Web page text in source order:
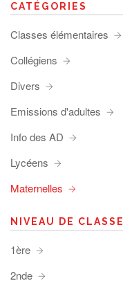
CATÉGORIES
Classes élémentaires
Collégiens
Divers
Emissions d'adultes
Info des AD
Lycéens
Maternelles
NIVEAU DE CLASSE
1ère
2nde